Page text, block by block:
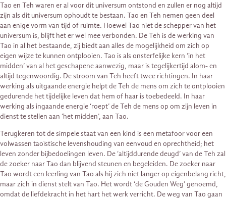
Tao en Teh waren er al voor dit universum ontstond en zullen er nog altijd
zijn als dit universum ophoudt te bestaan. Tao en Teh nemen geen deel
aan enige vorm van tijd of ruimte. Hoewel Tao niet de schepper van het
universum is, blijft het er wel mee verbonden. De Teh is de werking van
Tao in al het bestaande, zij biedt aan alles de mogelijkheid om zich op
eigen wijze te kunnen ontplooien. Tao is als onsterfelijke kern ‘in het
midden’ van al het geschapene aanwezig, maar is tegelijkertijd alom- en
altijd tegenwoordig. De stroom van Teh heeft twee richtingen. In haar
werking als uitgaande energie helpt de Teh de mens om zich te ontplooien
gedurende het tijdelijke leven dat hem of haar is toebedeeld. In haar
werking als ingaande energie ‘roept’ de Teh de mens op om zijn leven in
dienst te stellen aan ‘het midden’, aan Tao.
Terugkeren tot de simpele staat van een kind is een metafoor voor een
volwassen taoïstische levenshouding van eenvoud en oprechtheid; het
leven zonder bijbedoelingen leven. De ‘altijddurende deugd’ van de Teh zal
de zoeker naar Tao dan blijvend steunen en begeleiden. De zoeker naar
Tao wordt een leerling van Tao als hij zich niet langer op eigenbelang richt,
maar zich in dienst stelt van Tao. Het wordt ‘de Gouden Weg’ genoemd,
omdat de liefdekracht in het hart het werk verricht. De weg van Tao gaan